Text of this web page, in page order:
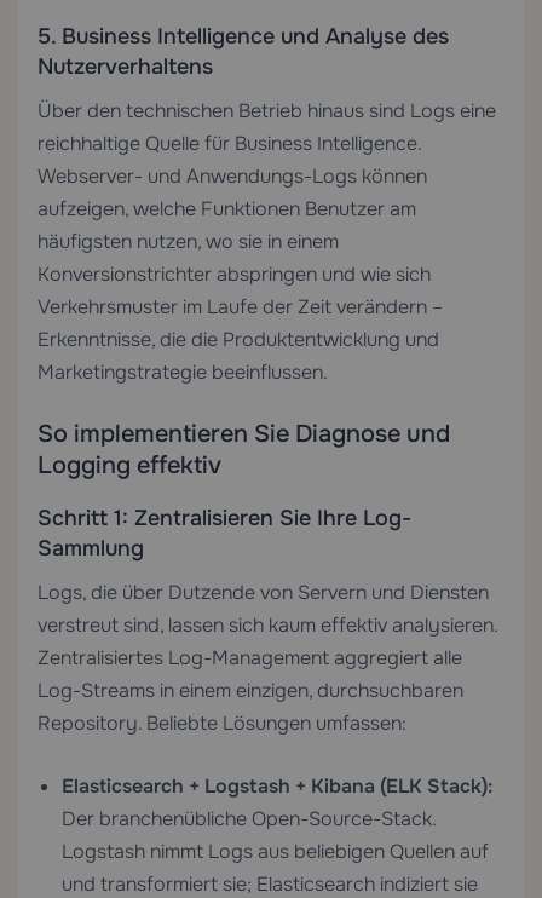
5. Business Intelligence und Analyse des
Nutzerverhaltens
Über den technischen Betrieb hinaus sind Logs eine
reichhaltige Quelle für Business Intelligence.
Webserver- und Anwendungs-Logs können
aufzeigen, welche Funktionen Benutzer am
häufigsten nutzen, wo sie in einem
Konversionstrichter abspringen und wie sich
Verkehrsmuster im Laufe der Zeit verändern –
Erkenntnisse, die die Produktentwicklung und
Marketingstrategie beeinflussen.
So implementieren Sie Diagnose und
Logging effektiv
Schritt 1: Zentralisieren Sie Ihre Log-
Sammlung
Logs, die über Dutzende von Servern und Diensten
verstreut sind, lassen sich kaum effektiv analysieren.
Zentralisiertes Log-Management aggregiert alle
Log-Streams in einem einzigen, durchsuchbaren
Repository. Beliebte Lösungen umfassen:
Elasticsearch + Logstash + Kibana (ELK Stack):
Der branchenübliche Open-Source-Stack.
Logstash nimmt Logs aus beliebigen Quellen auf
und transformiert sie; Elasticsearch indiziert sie